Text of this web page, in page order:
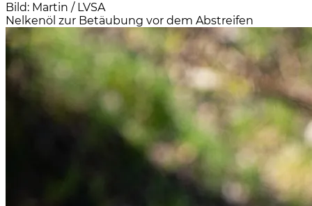
Bild: Martin / LVSA
Nelkenöl zur Betäubung vor dem Abstreifen